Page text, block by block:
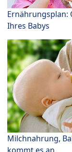
Ihres Babys
Milchnahrung,